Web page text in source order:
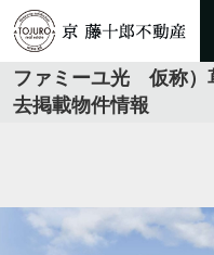
ファミーユ光 仮称）
去掲載物件情報